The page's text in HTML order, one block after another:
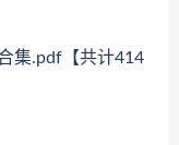
集.pdf【共计414